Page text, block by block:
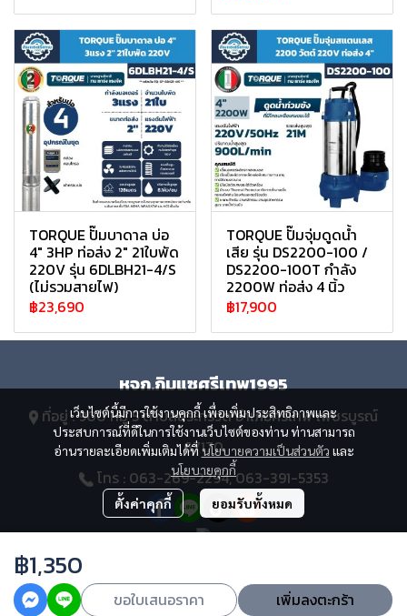
TORQUE ปั๊มบาดาล บ่อ
4" 3HP ท่อส่ง 2" 21ใบพัด
220V รุ่น 6DLBH21-4/S
(ไม่รวมสายไฟ)
฿23,690
TORQUE ปั๊มจุ่มดูดน้ำ
เสีย รุ่น DS2200-100 /
DS2200-100T กำลัง
2200W ท่อส่ง 4 นิ้ว
฿17,900
฿1,350
ขอใบเสนอราคา เพิ่มลงตะกร้า
เว็บไซต์นี้มีการใช้งานคุกกี้ เพื่อเพิ่มประสิทธิภาพและ
ประสบการณ์ที่ดีในการใช้งานเว็บไซต์ของท่าน ท่านสามารถ
อ่านรายละเอียดเพิ่มเติมได้ที่ นโยบายความเป็นส่วนตัว และ
นโยบายคุกกี้
ตั้งค่าคุกกี้ ยอมรับทั้งหมด
หจก.กิมแซศรีเทพ1995
ที่อยู่ : 900 หมู่ 5 ตำบลสระกรวด อำเภอศรีเทพ เพชรบูรณ์
67170
โทร : 063-269-2294, 063-391-5353
Copyright 2023 | All Rights Reserved | Powered by MWE